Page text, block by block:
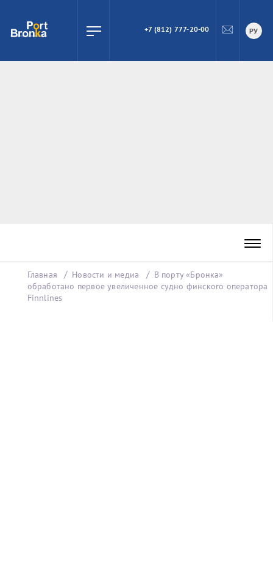
ПОИСК
+7 (812) 777-20-00 РУ
Главная Новости и медиа
В порту «Бронка»
обработано первое увеличенное судно финского оператора
Finnlines